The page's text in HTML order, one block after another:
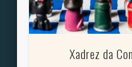
Xadrez da